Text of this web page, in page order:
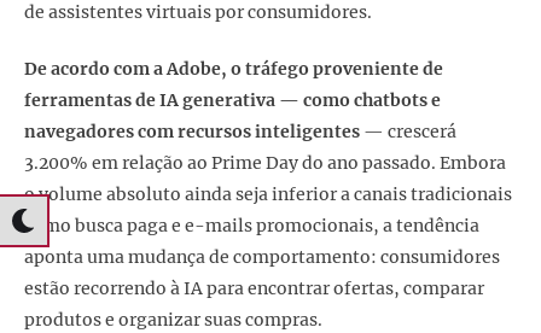
de assistentes virtuais por consumidores.
De acordo com a Adobe, o tráfego proveniente de
ferramentas de IA generativa — como chatbots e
navegadores com recursos inteligentes — crescerá
3.200% em relação ao Prime Day do ano passado. Embora
o volume absoluto ainda seja inferior a canais tradicionais
como busca paga e e-mails promocionais, a tendência
aponta uma mudança de comportamento: consumidores
estão recorrendo à IA para encontrar ofertas, comparar
produtos e organizar suas compras.